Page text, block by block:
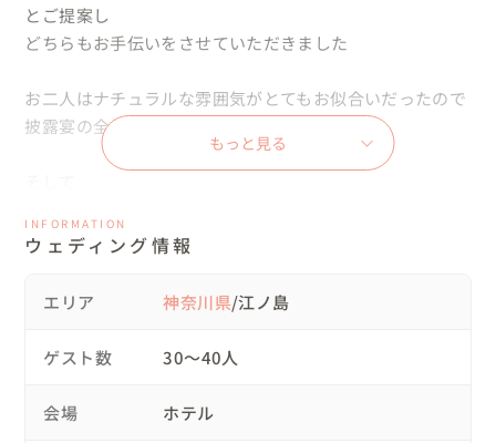
とご提案し
どちらもお手伝いをさせていただきました
お二人はナチュラルな雰囲気がとてもお似合いだったので
披露宴の全体コーディネートはナチュラルに
ナイト披露宴で煌めきを
海が真横にあるガーデンでの挙式は
これからのお二人のご自宅にも思い出として飾れるように
サンドセレモニーを行いました
写真ではお伝えできないのですが
今回披露宴を行ったのは
もっと見る
INFORMATION
ウェディング情報
エリア 神奈川県/江ノ島
ゲスト数 30〜40人
会場 ホテル